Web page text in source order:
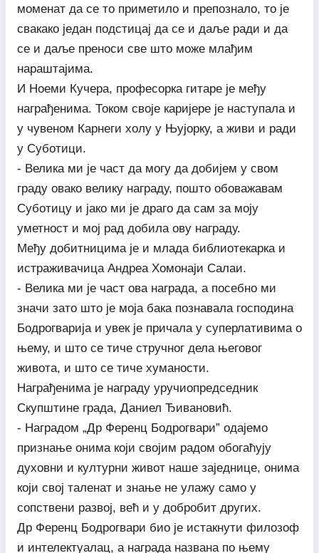
моменат да се то приметило и препознало, то је
свакако један подстицај да се и даље ради и да
се и даље преноси све што може млађим
нараштајима.
И Ноеми Кучера, професорка гитаре је међу
награђенима. Током своје каријере је наступала и
у чувеном Карнеги холу у Њујорку, а живи и ради
у Суботици.
- Велика ми је част да могу да добијем у свом
граду овако велику награду, пошто обоважавам
Суботицу и јако ми је драго да сам за моју
уметност и мој рад добила ову награду.
Међу добитницима је и млада библиотекарка и
истраживачица Андреа Хомонаји Салаи.
- Велика ми је част ова награда, а посебно ми
значи зато што је моја бака познавала господина
Бодрогварија и увек је причала у суперлативима о
њему, и што се тиче стручног дела његовог
живота, и што се тиче хуманости.
Награђенима је награду уручиопредседник
Скупштине града, Даниел Ђивановић.
- Наградом „Др Ференц Бодрогвари” одајемо
признање онима који својим радом обогаћују
духовни и културни живот наше заједнице, онима
који свој таленат и знање не улажу само у
сопствени развој, већ и у добробит других.
Др Ференц Бодрогвари био је истакнути филозоф
и интелектуалац, а награда названа по њему